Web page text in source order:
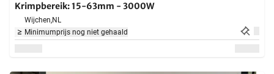
Krimpbereik: 15-63mm - 3000W
Wijchen,NL
Minimumprijs nog niet gehaald